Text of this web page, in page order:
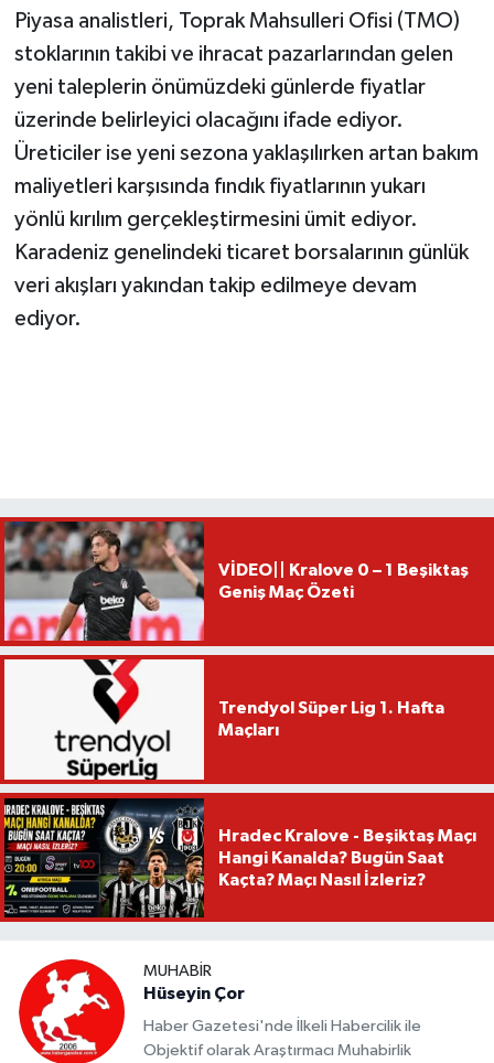
Piyasa analistleri, Toprak Mahsulleri Ofisi (TMO)
stoklarının takibi ve ihracat pazarlarından gelen
yeni taleplerin önümüzdeki günlerde fiyatlar
üzerinde belirleyici olacağını ifade ediyor.
Üreticiler ise yeni sezona yaklaşılırken artan bakım
maliyetleri karşısında fındık fiyatlarının yukarı
yönlü kırılım gerçekleştirmesini ümit ediyor.
Karadeniz genelindeki ticaret borsalarının günlük
veri akışları yakından takip edilmeye devam
ediyor.
VİDEO|| Kralove 0 – 1 Beşiktaş
Geniş Maç Özeti
Trendyol Süper Lig 1. Hafta
Maçları
Hradec Kralove - Beşiktaş Maçı
Hangi Kanalda? Bugün Saat
Kaçta? Maçı Nasıl İzleriz?
MUHABIR
Hüseyin Çor
Haber Gazetesi'nde İlkeli Habercilik ile
Objektif olarak Araştırmacı Muhabirlik